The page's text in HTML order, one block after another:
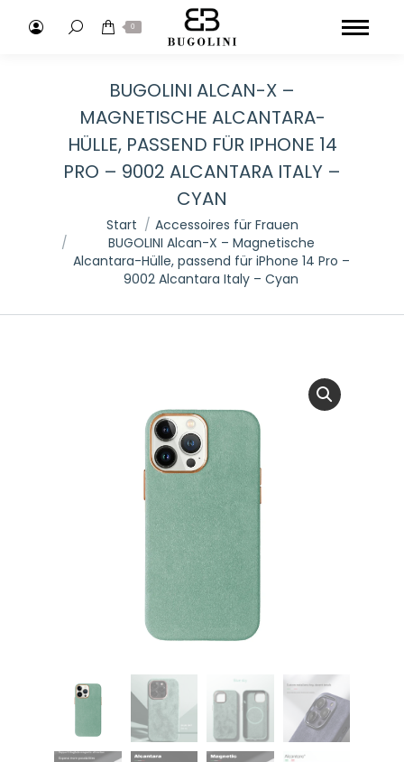
Search: 0
BUGOLINI ALCAN-X –
MAGNETISCHE ALCANTARA-
HÜLLE, PASSEND FÜR IPHONE 14
PRO – 9002 ALCANTARA ITALY –
CYAN
Sie befinden sich hier:
Start
Accessoires für Frauen
BUGOLINI Alcan-X – Magnetische
Alcantara-Hülle, passend für iPhone 14 Pro –
9002 Alcantara Italy – Cyan